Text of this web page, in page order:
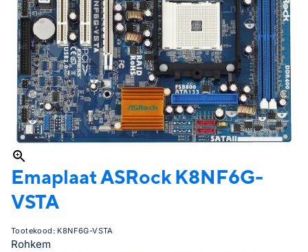
Emaplaat ASRock K8NF6G-
VSTA
Tootekood: K8NF6G-VSTA
Rohkem